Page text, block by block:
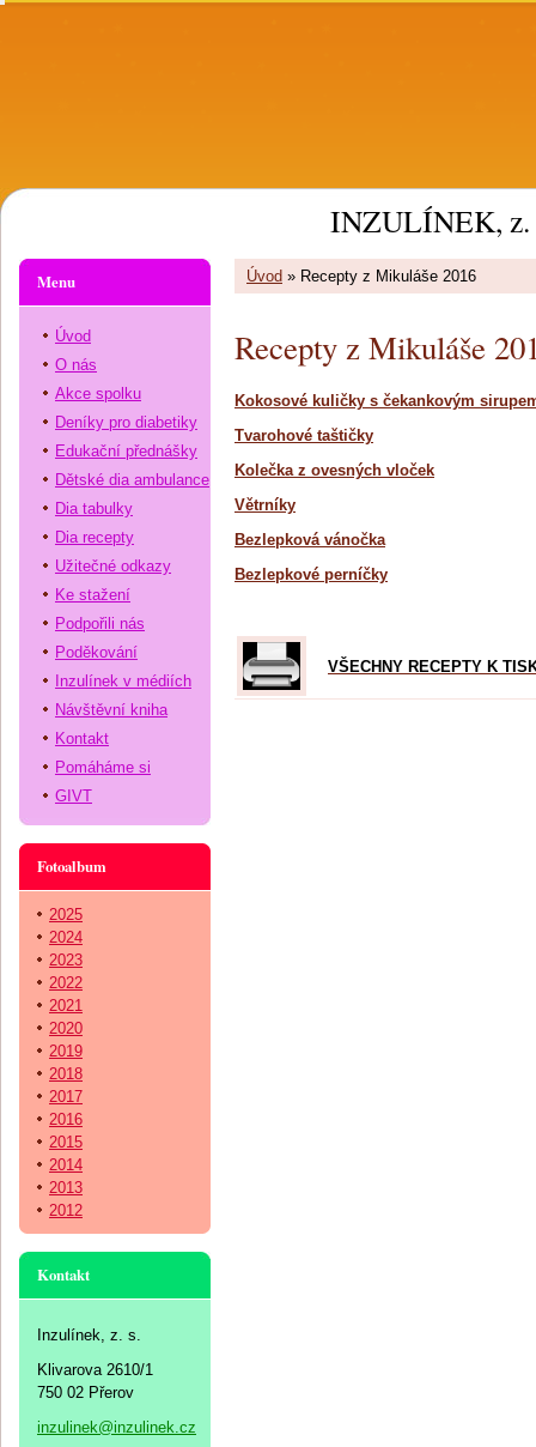
INZULÍNEK, z.
Úvod » Recepty z Mikuláše 2016
Recepty z Mikuláše
Kokosové kuličky s čekankovým
Tvarohové taštičky
Kolečka z ovesných vloček
Větrníky
Bezlepková vánočka
Bezlepkové perníčky
VŠECHNY RECEPTY K
Menu
Úvod
O nás
Akce spolku
Deníky pro diabetiky
Edukační přednášky
Dětské dia ambulance
Dia tabulky
Dia recepty
Užitečné odkazy
Ke stažení
Podpořili nás
Poděkování
Inzulínek v médiích
Návštěvní kniha
Kontakt
Pomáháme si
GIVT
Fotoalbum
2025
2024
2023
2022
2021
2020
2019
2018
2017
2016
2015
2014
2013
2012
Kontakt
Inzulínek, z. s.
Klivarova 2610/1
750 02 Přerov
inzulinek@inzulinek.cz